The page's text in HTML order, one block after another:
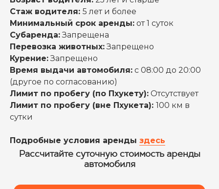
Стаж водителя: 5 лет и более
Минимальный срок аренды: от 1 суток
Субаренда:Запрещена
Перевозка животных:Запрещено
Курение:Запрещено
Время выдачи автомобиля: с 08:00 до 20:00
(другое по согласованию)
Лимит по пробегу (по Пхукету): Отсутствует
Лимит по пробегу (вне Пхукета): 100 км в
сутки
Подробные условия аренды здесь
Рассчитайте суточную стоимость аренды
автомобиля